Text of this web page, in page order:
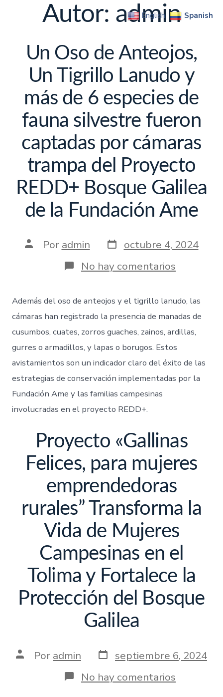
Autor: admin
Un Oso de Anteojos,
Un Tigrillo Lanudo y
más de 6 especies de
fauna silvestre fueron
captadas por cámaras
trampa del Proyecto
REDD+ Bosque Galilea
de la Fundación Ame
Por admin
octubre 4, 2024
No hay comentarios
Además del oso de anteojos y el tigrillo lanudo, las
cámaras han registrado la presencia de manadas de
cusumbos, cuates, zorros guaches, zainos, ardillas,
gurres o armadillos, y lapas o borugos. Estos
avistamientos son un indicador claro del éxito de las
estrategias de conservación implementadas por la
Fundación Ame y las familias campesinas
involucradas en el proyecto REDD+.
Proyecto «Gallinas
Felices, para mujeres
emprendedoras
rurales” Transforma la
Vida de Mujeres
Campesinas en el
Tolima y Fortalece la
Protección del Bosque
Galilea
Por admin
septiembre 6, 2024
No hay comentarios
English Spanish